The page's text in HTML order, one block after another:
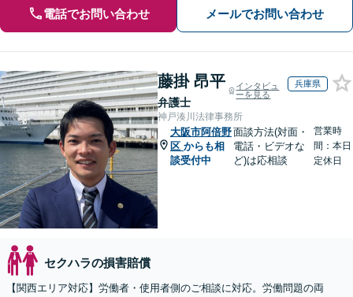
電話でお問い合わせ メールでお問い合わせ
藤掛 昂平
弁護士
インタビュ
ーを見る
兵庫県
神戸湊川法律事務所
大阪市阿倍野
区 からも相
談受付中
面談方法(対面・
電話・ビデオな
ど)は応相談
営業時
間：本日
定休日
セクハラの損害賠償
【関西エリア対応】労働者・使用者側のご相談に対応。労働問題の両